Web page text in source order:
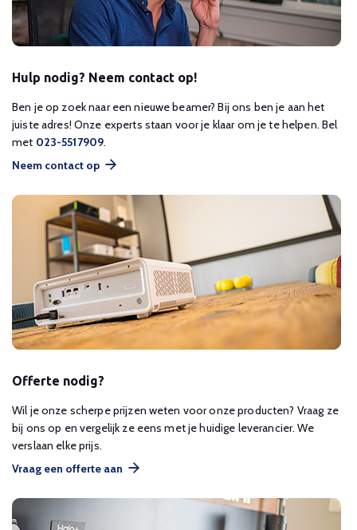
Hulp nodig? Neem contact op!
Ben je op zoek naar een nieuwe beamer? Bij ons ben je aan het
juiste adres! Onze experts staan voor je klaar om je te helpen. Bel
met 023-5517909.
Neem contact op
Offerte nodig?
Wil je onze scherpe prijzen weten voor onze producten? Vraag ze
bij ons op en vergelijk ze eens met je huidige leverancier. We
verslaan elke prijs.
Vraag een offerte aan